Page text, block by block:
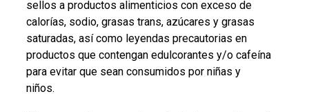
sellos a productos alimenticios con exceso de
calorías, sodio, grasas trans, azúcares y grasas
saturadas, así como leyendas precautorias en
productos que contengan edulcorantes y/o cafeína
para evitar que sean consumidos por niñas y
niños.